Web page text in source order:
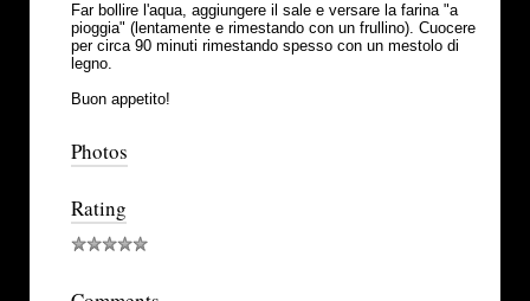
Far bollire l'aqua, aggiungere il sale e versare la farina "a
pioggia" (lentamente e rimestando con un frullino). Cuocere
per circa 90 minuti rimestando spesso con un mestolo di
legno.
Buon appetito!
Photos
Rating